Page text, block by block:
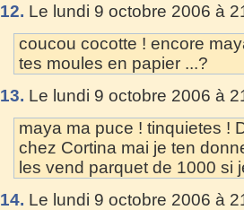
12. Le lundi 9 octobre 2006 à
coucou cocotte ! encore
tes moules en papier ...?
13. Le lundi 9 octobre 2006 à
maya ma puce ! tinquietes !
chez Cortina mai je ten
les vend parquet de 1000 si
14. Le lundi 9 octobre 2006 à